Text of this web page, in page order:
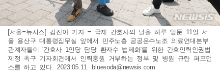
[서울=뉴시스] 김진아 기자 = 국제 간호사의 날을 하루 앞둔 11일 서
울 용산구 대통령집무실 앞에서 민주노총 공공운수노조 의료연대본부
관계자들이 '간호사 1인당 담당 환자수 법제화'를 위한 간호인력인권법
제정 촉구 기자회견에서 인력충원 거부하는 정부 및 병원 규탄 퍼포먼
스를 하고 있다. 2023.05.11. bluesoda@newsis.com